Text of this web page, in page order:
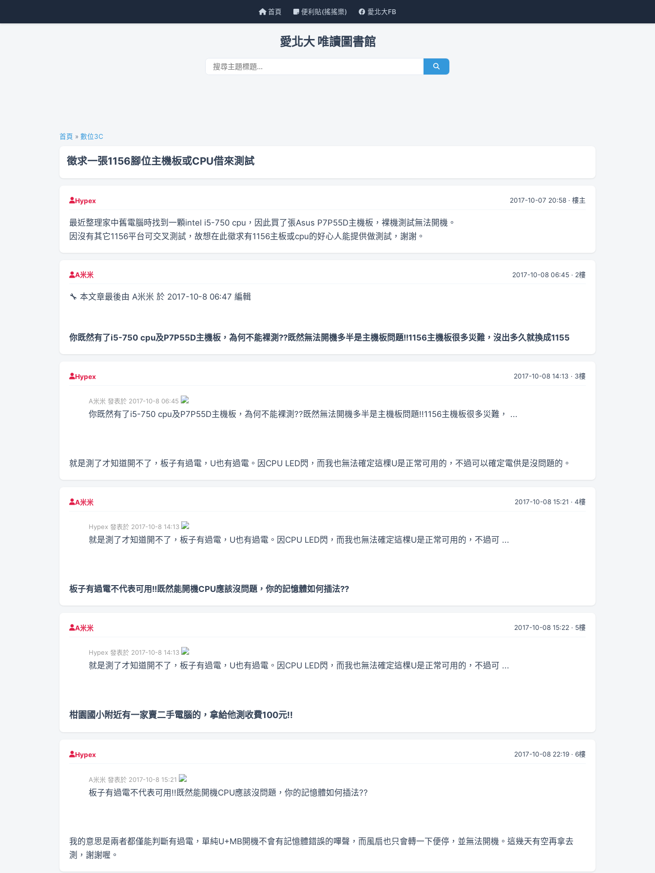
首頁 便利貼(搖搖樂) 愛北大FB
愛北大 唯讀圖書館
首頁 » 數位3C
徵求一張1156腳位主機板或CPU借來測試
Hypex 2017-10-07 20:58 · 樓主
最近整理家中舊電腦時找到一顆intel i5-750 cpu，因此買了張Asus P7P55D主機板，裸機測試無法開機。
因沒有其它1156平台可交叉測試，故想在此徵求有1156主板或cpu的好心人能提供做測試，謝謝。
A米米 2017-10-08 06:45 · 2樓
🔧 本文章最後由 A米米 於 2017-10-8 06:47 編輯
你既然有了i5-750 cpu及P7P55D主機板，為何不能裸測??既然無法開機多半是主機板問題!!1156主機板很多災難，沒出多久就換成1155
Hypex 2017-10-08 14:13 · 3樓
A米米 發表於 2017-10-8 06:45
你既然有了i5-750 cpu及P7P55D主機板，為何不能裸測??既然無法開機多半是主機板問題!!1156主機板很多災難， ...
就是測了才知道開不了，板子有過電，U也有過電。因CPU LED閃，而我也無法確定這棵U是正常可用的，不過可以確定電供是沒問題的。
A米米 2017-10-08 15:21 · 4樓
Hypex 發表於 2017-10-8 14:13
就是測了才知道開不了，板子有過電，U也有過電。因CPU LED閃，而我也無法確定這棵U是正常可用的，不過可 ...
板子有過電不代表可用!!既然能開機CPU應該沒問題，你的記憶體如何插法??
A米米 2017-10-08 15:22 · 5樓
Hypex 發表於 2017-10-8 14:13
就是測了才知道開不了，板子有過電，U也有過電。因CPU LED閃，而我也無法確定這棵U是正常可用的，不過可 ...
柑園國小附近有一家賣二手電腦的，拿給他測收費100元!!
Hypex 2017-10-08 22:19 · 6樓
A米米 發表於 2017-10-8 15:21
板子有過電不代表可用!!既然能開機CPU應該沒問題，你的記憶體如何插法??
我的意思是兩者都僅能判斷有過電，單純U+MB開機不會有記憶體錯誤的嗶聲，而風扇也只會轉一下便停，並無法開機。這幾天有空再拿去
測，謝謝喔。